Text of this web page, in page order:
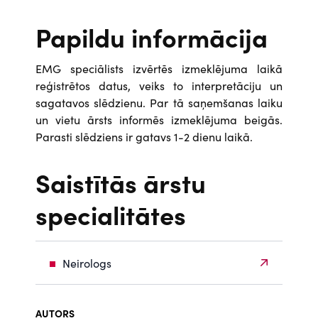
Papildu informācija
EMG speciālists izvērtēs izmeklējuma laikā
reģistrētos datus, veiks to interpretāciju un
sagatavos slēdzienu. Par tā saņemšanas laiku
un vietu ārsts informēs izmeklējuma beigās.
Parasti slēdziens ir gatavs 1-2 dienu laikā.
Saistītās ārstu
specialitātes
Neirologs
AUTORS